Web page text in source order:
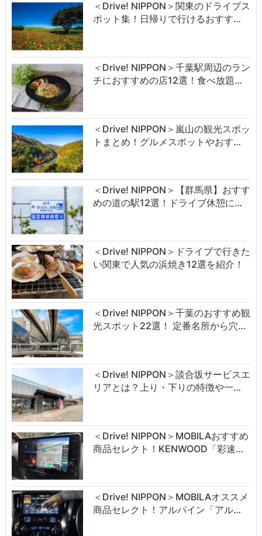
＜Drive! NIPPON＞関東のドライブス
ポット集！日帰りで行けるおすす…
＜Drive! NIPPON＞千葉駅周辺のラン
チにおすすめの店12選！食べ放題…
＜Drive! NIPPON＞嵐山の観光スポッ
トまとめ！グルメスポットやおす…
＜Drive! NIPPON＞【群馬県】おすす
めの道の駅12選！ドライブ休憩に…
＜Drive! NIPPON＞ドライブで行きた
い関東で人気の浜焼き12選を紹介！
＜Drive! NIPPON＞千葉のおすすめ観
光スポット22選！ 定番名所から穴…
＜Drive! NIPPON＞談合坂サービスエ
リアとは？上り・下りの特徴や一…
＜Drive! NIPPON＞MOBILAおすすめ
商品セレクト！KENWOOD「彩速…
＜Drive! NIPPON＞MOBILAオススメ
商品セレクト！アルパイン「アル…